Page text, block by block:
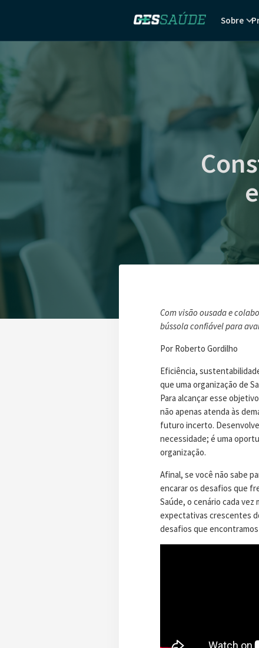
Sobre
Com visão ousada e
bússola confiável para
Por Roberto Gordilho
Eficiência,
que uma organização de
Para alcançar esse
não apenas atenda às
futuro incerto.
necessidade; é uma
organização.
Afinal, se você não sabe
encarar os desafios que
Saúde, o cenário cada
expectativas crescentes
desafios que